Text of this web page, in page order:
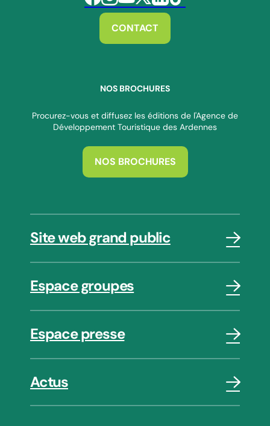
Suivez-nous sur Facebook
Suivez-nous sur Instagram
Suivez-nous sur Youtube
Suivez-nous sur Twitter
Suivez-nous sur Linkedin
Suivez-nous sur Tiktok
CONTACT
NOS BROCHURES
Procurez-vous et diffusez les éditions de l'Agence de
Développement Touristique des Ardennes
NOS BROCHURES
Site web grand public
Espace groupes
Espace presse
Actus